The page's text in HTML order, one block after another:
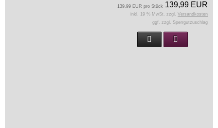
139,99 EUR
139,99 EUR pro Stück
inkl. 19 % MwSt. zzgl. Versandkosten
ggf. zzgl. Sperrgutzuschlag